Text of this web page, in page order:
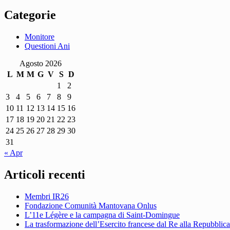
Categorie
Monitore
Questioni Ani
Agosto 2026
L M M G V S D
1
2
3
4 5 6 7 8
9
10 11 12 13 14 15 16
17 18 19 20 21 22 23
24 25 26 27 28 29 30
31
« Apr
Articoli recenti
Membri IR26
Fondazione Comunità Mantovana Onlus
L’11e Légère e la campagna di Saint-Domingue
La trasformazione dell’Esercito francese dal Re alla